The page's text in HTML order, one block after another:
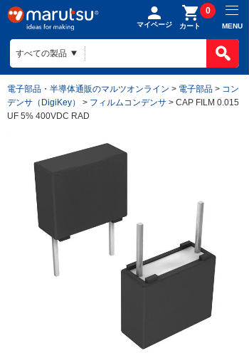
マイページ カート
0
MENU
電子部品・半導体通販のマルツオンライン > 電子部品 > コン
デンサ（DigiKey）
> フィルムコンデンサ > CAP FILM 0.015
UF 5% 400VDC RAD